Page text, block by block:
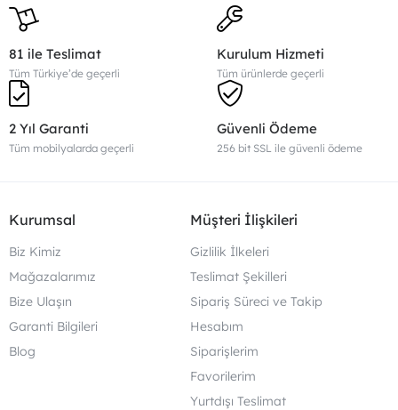
81 ile Teslimat
Tüm Türkiye’de geçerli
Kurulum Hizmeti
Tüm ürünlerde geçerli
2 Yıl Garanti
Tüm mobilyalarda geçerli
Güvenli Ödeme
256 bit SSL ile güvenli ödeme
Kurumsal
Biz Kimiz
Mağazalarımız
Bize Ulaşın
Garanti Bilgileri
Blog
Müşteri İlişkileri
Gizlilik İlkeleri
Teslimat Şekilleri
Sipariş Süreci ve Takip
Hesabım
Siparişlerim
Favorilerim
Yurtdışı Teslimat